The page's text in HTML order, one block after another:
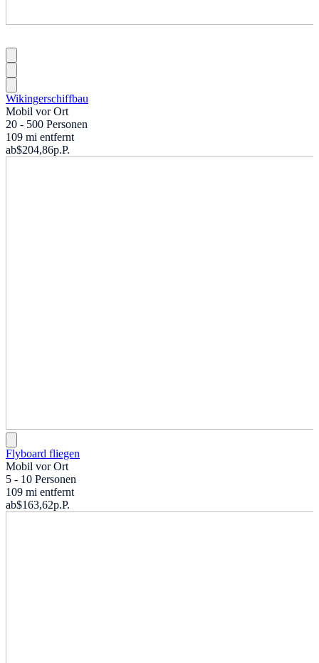
Wikingerschiffbau
Mobil vor Ort
20 - 500 Personen
109 mi entfernt
ab$204,86p.P.
Flyboard fliegen
Mobil vor Ort
5 - 10 Personen
109 mi entfernt
ab$163,62p.P.